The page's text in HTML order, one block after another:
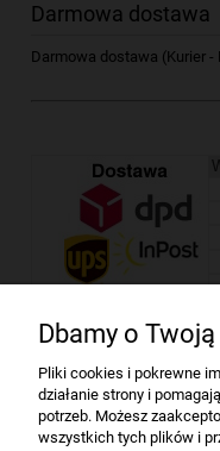
Darmowa dostawa
Darmowa dostawa (Kurier -
Dbamy o
Pliki cookies i pokrewne
działanie strony i
potrzeb. Możesz
wszystkich tych plików i